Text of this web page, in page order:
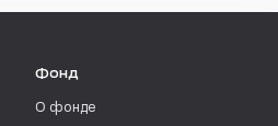
Фонд
О фонде